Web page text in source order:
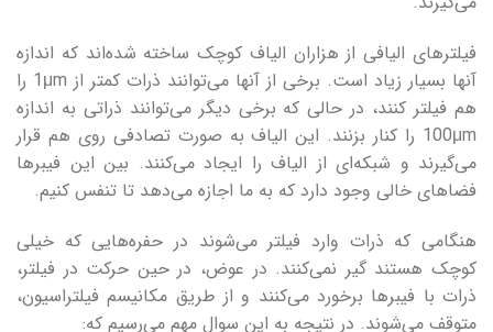
فیلترهای الیافی از هزاران الیاف کوچک ساخته شده‌اند که اندازه
آنها بسیار زیاد است. برخی از آنها می‌توانند ذرات کمتر از 1μm را
هم فیلتر کنند، در حالی که برخی دیگر می‌توانند ذراتی به اندازه
100μm را کنار بزنند. این الیاف به صورت تصادفی روی هم قرار
می‌گیرند و شبکه‌ای از الیاف را ایجاد می‌کنند. بین این فیبرها
فضاهای خالی وجود دارد که به ما اجازه می‌دهد تا تنفس کنیم.
هنگامی که ذرات وارد فیلتر می‌شوند در حفره‌هایی که خیلی
کوچک هستند گیر نمی‌کنند. در عوض، در حین حرکت در فیلتر،
ذرات با فیبرها برخورد می‌کنند و از طریق مکانیسم فیلتراسیون،
متوقف می‌شوند. در نتیجه به این سوال مهم می‌رسیم که: